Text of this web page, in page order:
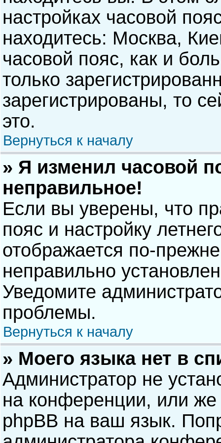
настройках часовой
находитесь: Москва,
часовой пояс, как и
только
зарегистрированы, то
это.
Вернуться к началу
» Я изменил часовой
неправильное!
Если вы уверены, что
пояс и настройку
отображается по-
неправильно
Уведомите
проблемы.
Вернуться к началу
» Моего языка нет в
Администратор не
на конференции, или же
phpBB на ваш язык.